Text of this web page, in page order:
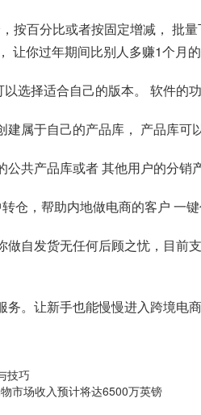
按百分比或者按固定增减， 批
你过年期间比别人多赚1个月的
选择适合自己的版本。 软件的
属于自己的产品库， 产品库可
共产品库或者 其他用户的分
仓，帮助内地做电商的客户 一
自发货无任何后顾之忧，目
。让新手也能慢慢进入跨境电商
技巧
市场收入预计将达6500万英镑